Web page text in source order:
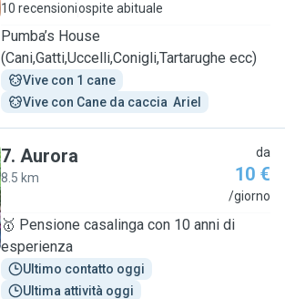
10 recensioniospite abituale
Pumba’s House
(Cani,Gatti,Uccelli,Conigli,Tartarughe ecc)
Vive con 1 cane
Vive con Cane da caccia  Ariel
7. Aurora
8.5 km
da
10 €
/giorno
🥇 Pensione casalinga con 10 anni di
esperienza
Ultimo contatto oggi
Ultima attività oggi